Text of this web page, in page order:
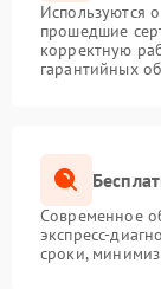
Используются
прошедшие
корректную
гарантийных
Современное
экспресс-
сроки,